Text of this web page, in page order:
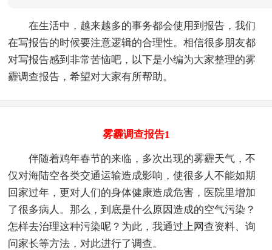
在生活中，越来越多的事务都会使用到报告，我们
在写报告的时候要注意逻辑的合理性。相信很多朋友都
对写报告感到非常苦恼吧，以下是小编为大家整理的雾
霾调查报告，希望对大家有所帮助。
雾霾调查报告1
伴随着鸡年春节的来临，多次出现的雾霾天气，不
仅对海陆空各类交通运输造成影响，使很多人不能如期
回家过年，更对人们的身体健康造成危害，医院里增加
了很多病人。那么，到底是什么原因造成的空气污染？
怎样去治理这种污染呢？为此，我通过上网查资料、询
问家长等方法，对此进行了调查。